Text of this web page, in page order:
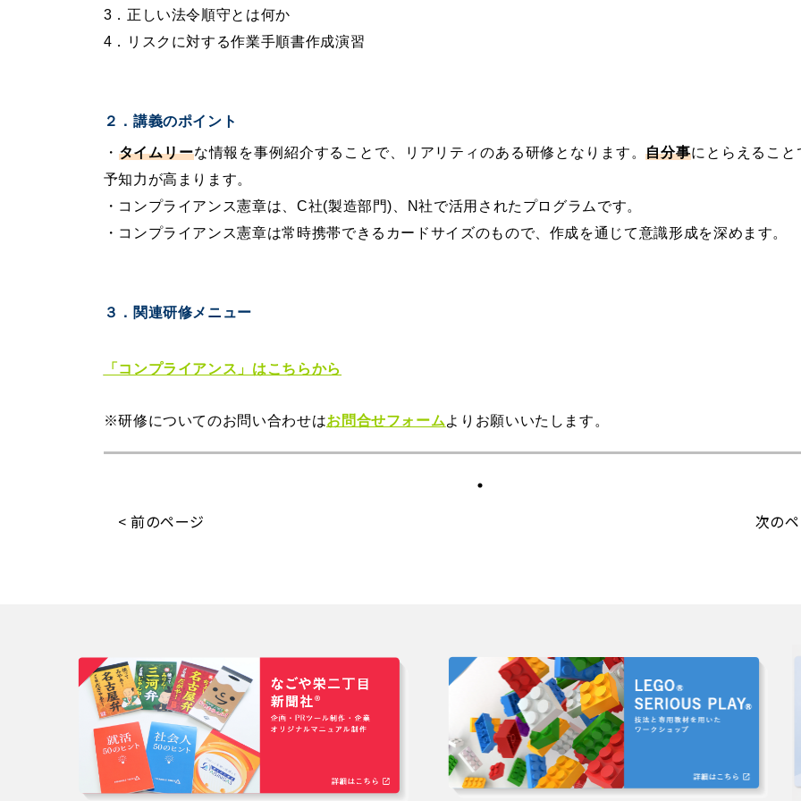
3．正しい法令順守とは何か
4．リスクに対する作業手順書作成演習
２．講義のポイント
・ タイムリーな情報を事例紹介することで、リアリティのある研修となります。自分事にとらえること
予知力が高まります。
・コンプライアンス憲章は、C社(製造部門)、N社で活用されたプログラムです。
・コンプライアンス憲章は常時携帯できるカードサイズのもので、作成を通じて意識形成を深めます。
３． 関連研修メニュー
「コンプライアンス」 はこちらから
※研修についてのお問い合わせはお問合せフォームよりお願いいたします。
< 前のページ 次の